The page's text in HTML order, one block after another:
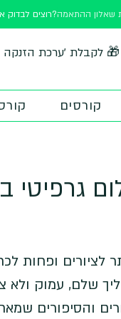
רוצים לבדוק אם אתם מתאימים למועדון חדר כושר לצילום?
🎁 לקבלת 'ערכת הזנקה
קורסים
לציורים ופחות
שלם, עמוק ולא
והסיפורים